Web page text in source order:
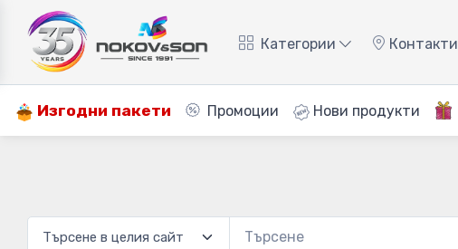
Категории Контакти
Изгодни пакети Промоции Нови продукти